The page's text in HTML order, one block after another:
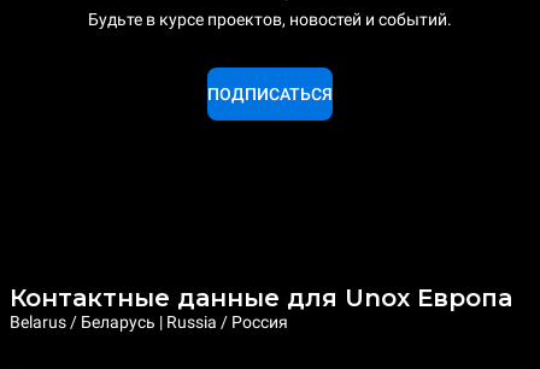
Будьте в курсе проектов, новостей и событий.
ПОДПИСАТЬСЯ
Контактные данные для Unox Европа
Belarus / Беларусь | Russia / Россия